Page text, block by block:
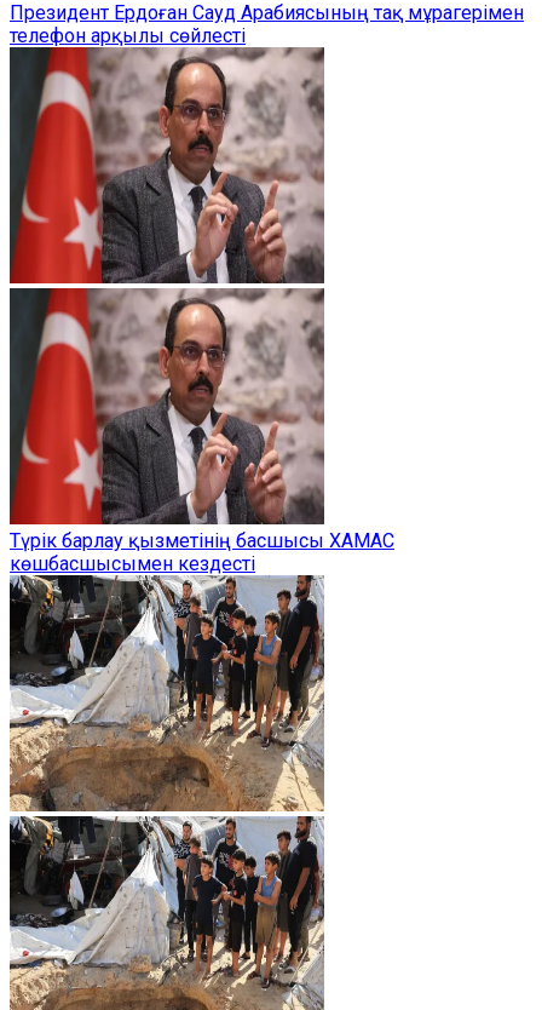
Президент Ердоған Сауд Арабиясының тақ мұрагерімен
телефон арқылы сөйлесті
Түрік барлау қызметінің басшысы ХАМАС
көшбасшысымен кездесті